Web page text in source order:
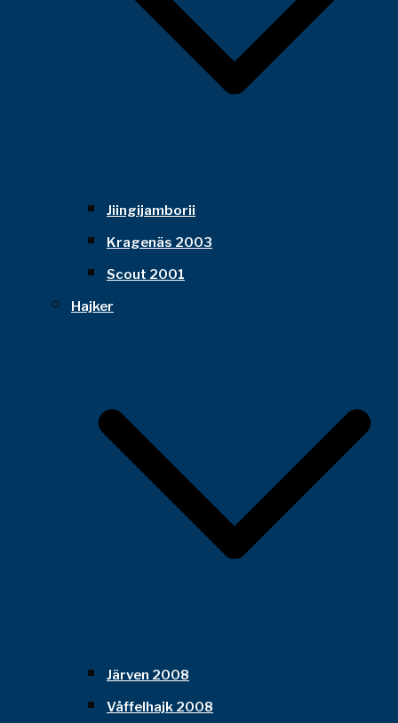
Jiingijamborii
Kragenäs 2003
Scout 2001
Hajker
Järven 2008
Våffelhajk 2008